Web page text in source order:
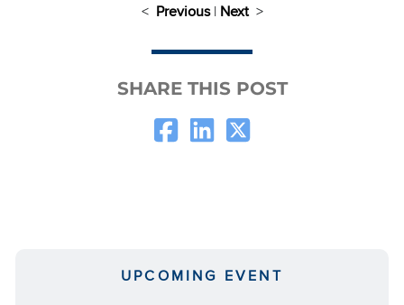
< Previous| Next>
SHARE THIS POST
UPCOMING EVENT